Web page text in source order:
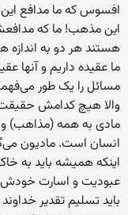
افسوس که ما مدافع
این مذهب! ما که
هستند هر دو به
ما عقیده داریم و آنها
مسائل را یک طور
والا هیچ کدامش
مادی به همه (مذاهب)
انسان است. مادیون
اینکه همیشه باید به
عبودیت و اسارت خودش
باید تسلیم تقدیر